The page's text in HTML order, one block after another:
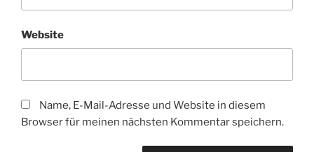
Website
Name, E-Mail-Adresse und Website in diesem
Browser für meinen nächsten Kommentar speichern.